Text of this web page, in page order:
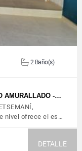
2 Baño(s)
AMURALLADO -…
nivel ofrece el es…
DETALLE